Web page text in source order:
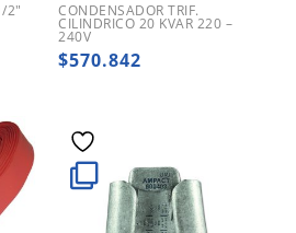
2″ CONDENSADOR TRIF.
CILINDRICO 20 KVAR 220 –
240V
$570.842